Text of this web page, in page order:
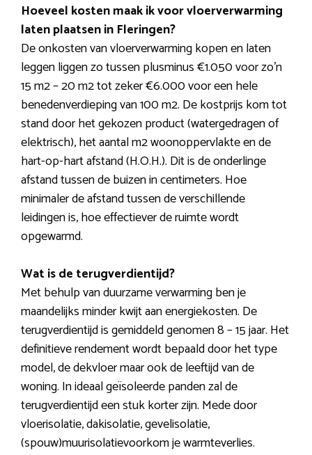
Hoeveel kosten maak ik voor vloerverwarming
laten plaatsen in Fleringen?
De onkosten van vloerverwarming kopen en laten
leggen liggen zo tussen plusminus €1.050 voor zo’n
15 m2 – 20 m2 tot zeker €6.000 voor een hele
benedenverdieping van 100 m2. De kostprijs kom tot
stand door het gekozen product (watergedragen of
elektrisch), het aantal m2 woonoppervlakte en de
hart-op-hart afstand (H.O.H.). Dit is de onderlinge
afstand tussen de buizen in centimeters. Hoe
minimaler de afstand tussen de verschillende
leidingen is, hoe effectiever de ruimte wordt
opgewarmd.
Wat is de terugverdientijd?
Met behulp van duurzame verwarming ben je
maandelijks minder kwijt aan energiekosten. De
terugverdientijd is gemiddeld genomen 8 – 15 jaar. Het
definitieve rendement wordt bepaald door het type
model, de dekvloer maar ook de leeftijd van de
woning. In ideaal geïsoleerde panden zal de
terugverdientijd een stuk korter zijn. Mede door
vloerisolatie, dakisolatie, gevelisolatie,
(spouw)muurisolatievoorkom je warmteverlies.